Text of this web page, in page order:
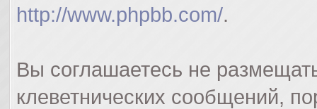
http://www.phpbb.com/.
Вы соглашаетесь не
клеветнических сообщений,